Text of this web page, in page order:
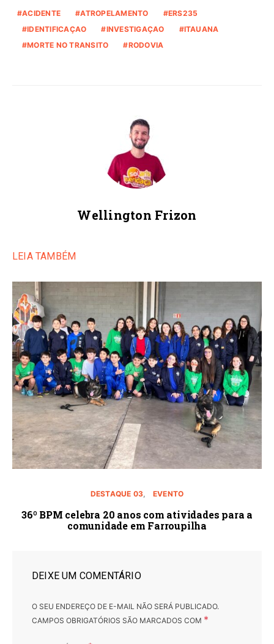
ACIDENTE ATROPELAMENTO
ERS235
IDENTIFICAÇAO
INVESTIGAÇAO
ITAUANA
MORTE NO TRANSITO
RODOVIA
Wellington Frizon
LEIA TAMBÉM
DESTAQUE 03 EVENTO
36º BPM celebra 20 anos com atividades para a
comunidade em Farroupilha
DEIXE UM COMENTÁRIO
O SEU ENDEREÇO DE E-MAIL NÃO SERÁ PUBLICADO.
CAMPOS OBRIGATÓRIOS SÃO MARCADOS COM *